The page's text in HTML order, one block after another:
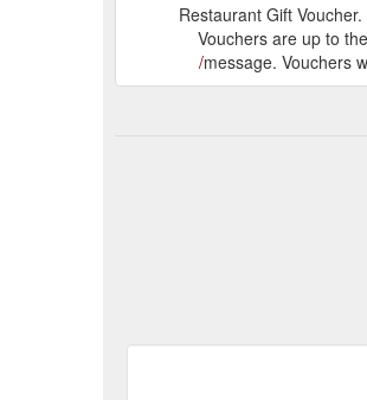
Restaurant Gift
Vouchers are up to
message. Vouchers